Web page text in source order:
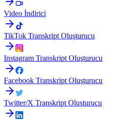
Video İndirici
TikTok Transkript Oluşturucu
Instagram Transkript Oluşturucu
Facebook Transkript Oluşturucu
Twitter/X Transkript Oluşturucu